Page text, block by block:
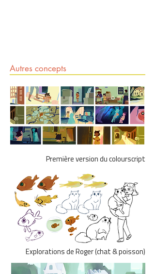
Autres concepts
Première version du colourscript
Explorations de Roger (chat & poisson)